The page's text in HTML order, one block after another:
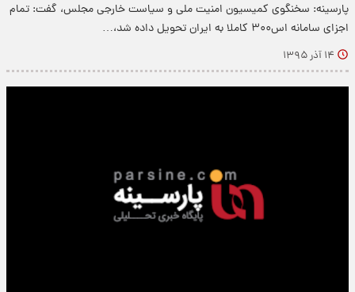
پارسینه: سخنگوی کمیسیون امنیت ملی و سیاست خارجی مجلس، گفت: تمام
اجزای سامانه اس۳۰۰ کاملا به ایران تحویل داده شد،…
۱۴ آذر ۱۳۹۵